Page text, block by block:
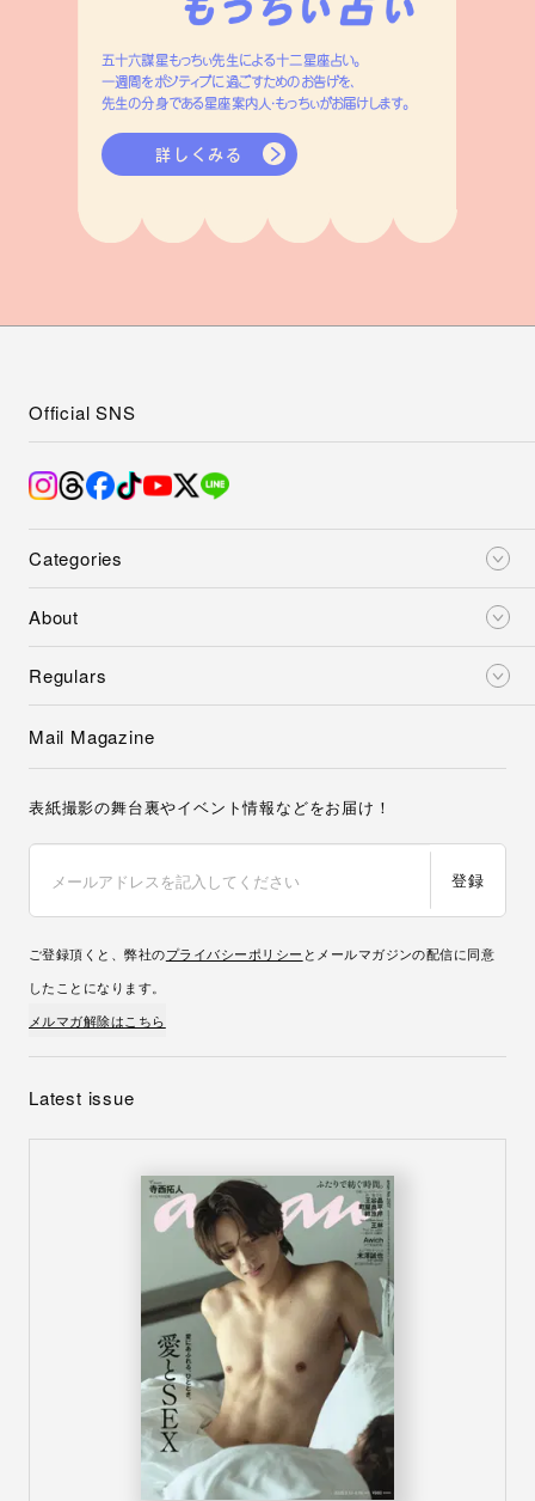
五十六謀星もっちぃ先生による十二星座占い。
一週間をポジティブに過ごすためのお告げを、
先生の分身である星座案内人・もっちぃがお届けします。
詳しくみる
Categories
About
Regulars
Official SNS
Mail Magazine
表紙撮影の舞台裏やイベント情報などをお届け！
登録
ご登録頂くと、弊社のプライバシーポリシー とメールマガジンの配信に同意
したことになります。
メルマガ解除はこちら
Latest issue